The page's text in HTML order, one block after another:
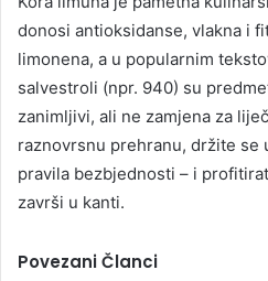
donosi antioksidanse, vlakna i
limonena, a u popularnim
salvestroli (npr. 940) su
zanimljivi, ali ne zamjena za
raznovrsnu prehranu, držite se
pravila bezbjednosti – i
završi u kanti.
Povezani Članci